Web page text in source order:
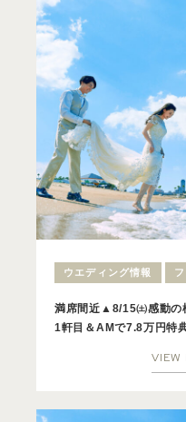
ウエディング情報
満席間近▲8/15㈯感動の
1軒目＆AMで7.8万円特
VIEW